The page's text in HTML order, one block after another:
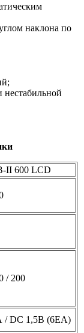
наклона по
II 600 LCD
/ 200
/ DC 1,5В (6ЕА)